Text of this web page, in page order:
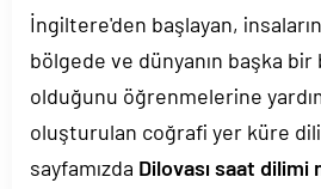
İngiltere'den başlayan,
bölgede ve dünyanın başka
olduğunu öğrenmelerine
oluşturulan coğrafi yer küre
sayfamızda Dilovası saat dilimi